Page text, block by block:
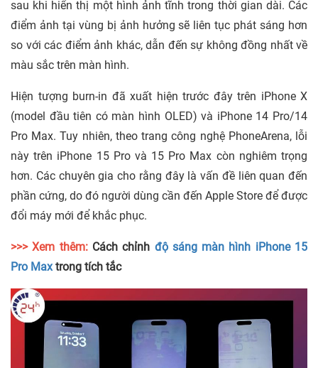
sau khi hiển thị một hình ảnh tĩnh trong thời gian dài. Các
điểm ảnh tại vùng bị ảnh hưởng sẽ liên tục phát sáng hơn
so với các điểm ảnh khác, dẫn đến sự không đồng nhất về
màu sắc trên màn hình.
Hiện tượng burn-in đã xuất hiện trước đây trên iPhone X
(model đầu tiên có màn hình OLED) và iPhone 14 Pro/14
Pro Max. Tuy nhiên, theo trang công nghệ PhoneArena, lỗi
này trên iPhone 15 Pro và 15 Pro Max còn nghiêm trọng
hơn. Các chuyên gia cho rằng đây là vấn đề liên quan đến
phần cứng, do đó người dùng cần đến Apple Store để được
đổi máy mới để khắc phục.
>>> Xem thêm:Cách chỉnh độ sáng màn hình iPhone 15
Pro Maxtrong tích tắc